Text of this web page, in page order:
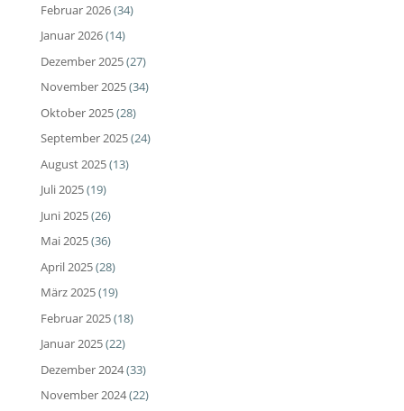
Februar 2026(34)
Januar 2026(14)
Dezember 2025(27)
November 2025(34)
Oktober 2025(28)
September 2025(24)
August 2025(13)
Juli 2025(19)
Juni 2025(26)
Mai 2025(36)
April 2025(28)
März 2025(19)
Februar 2025(18)
Januar 2025(22)
Dezember 2024(33)
November 2024(22)